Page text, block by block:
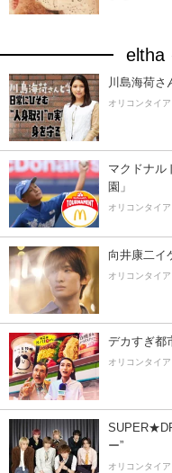
eltha
川島海荷さ
オリコンタイ
マクドナル
園」
オリコンタイ
向井康二イ
オリコンタイ
デカすぎ都
オリコンタイ
ー”
オリコンタイ